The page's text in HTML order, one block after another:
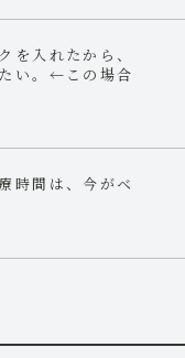
を入れたから、
い。←この場合
時間は、今がベ